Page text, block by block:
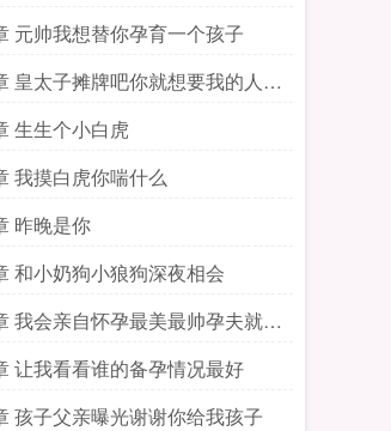
元帅我想替你孕育一个孩子
皇太子摊牌吧你就想要我的人还
生生个小白虎
我摸白虎你喘什么
昨晚是你
和小奶狗小狼狗深夜相会
我会亲自怀孕最美最帅孕夫就是
让我看看谁的备孕情况最好
孩子父亲曝光谢谢你给我孩子